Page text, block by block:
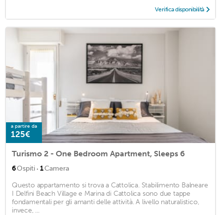
Verifica disponibilità
a partire da
125€
Turismo 2 - One Bedroom Apartment, Sleeps 6
6Ospiti · 1Camera
Questo appartamento si trova a Cattolica. Stabilimento Balneare
I Delfini Beach Village e Marina di Cattolica sono due tappe
fondamentali per gli amanti delle attività. A livello naturalistico,
invece, ...